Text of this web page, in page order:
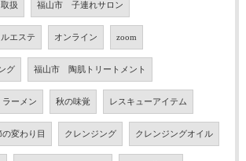
扱 福山市 子連れサロン
エステ オンライン zoom
グ 福山市 陶肌トリートメント
ラーメン 秋の味覚 レスキューアイテム
の変わり目 クレンジング クレンジングオイル